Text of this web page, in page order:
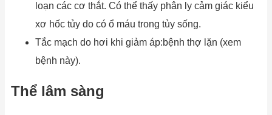
loạn các cơ thắt. Có thể thấy phân ly cảm giác kiểu
xơ hốc tủy do có ổ máu trong tủy sống.
Tắc mạch do hơi khi giảm áp:bệnh thợ lặn (xem
bệnh này).
Thể lâm sàng